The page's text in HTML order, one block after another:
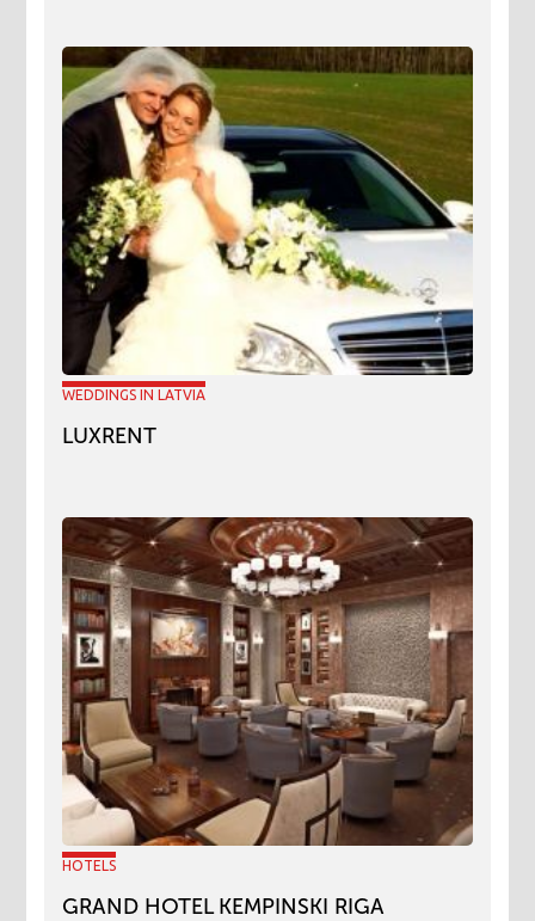
WEDDINGS IN LATVIA
LUXRENT
HOTELS
GRAND HOTEL KEMPINSKI RIGA